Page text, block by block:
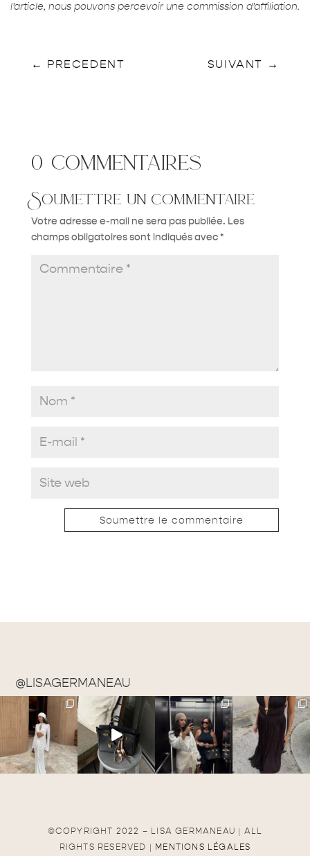
l’article, nous pouvons percevoir une commission d’affiliation.
← PRECEDENT SUIVANT →
0 commentaires
Soumettre un commentaire
Votre adresse e-mail ne sera pas publiée. Les
champs obligatoires sont indiqués avec*
Soumettre le commentaire
@LISAGERMANEAU
©COPYRIGHT 2022 – LISA GERMANEAU | ALL
RIGHTS RESERVED | MENTIONS LÉGALES